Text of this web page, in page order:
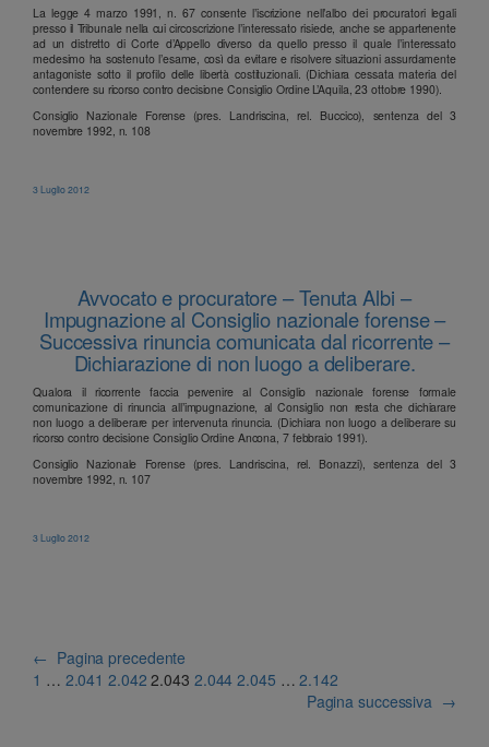
La legge 4 marzo 1991, n. 67 consente l’iscrizione nell’albo dei procuratori legali
presso il Tribunale nella cui circoscrizione l’interessato risiede, anche se appartenente
ad un distretto di Corte d’Appello diverso da quello presso il quale l’interessato
medesimo ha sostenuto l’esame, così da evitare e risolvere situazioni assurdamente
antagoniste sotto il profilo delle libertà costituzionali. (Dichiara cessata materia del
contendere su ricorso contro decisione Consiglio Ordine L’Aquila, 23 ottobre 1990).
Consiglio Nazionale Forense (pres. Landriscina, rel. Buccico), sentenza del 3
novembre 1992, n. 108
3 Luglio 2012
Avvocato e procuratore – Tenuta Albi –
Impugnazione al Consiglio nazionale forense –
Successiva rinuncia comunicata dal ricorrente –
Dichiarazione di non luogo a deliberare.
Qualora il ricorrente faccia pervenire al Consiglio nazionale forense formale
comunicazione di rinuncia all’impugnazione, al Consiglio non resta che dichiarare
non luogo a deliberare per intervenuta rinuncia. (Dichiara non luogo a deliberare su
ricorso contro decisione Consiglio Ordine Ancona, 7 febbraio 1991).
Consiglio Nazionale Forense (pres. Landriscina, rel. Bonazzi), sentenza del 3
novembre 1992, n. 107
3 Luglio 2012
← Pagina precedente
1 … 2.041 2.042 2.043 2.044 2.045 … 2.142
Pagina successiva →